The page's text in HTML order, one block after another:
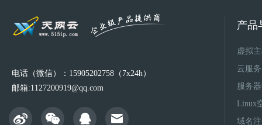
电话（微信）：15905202758（7x24h）
邮箱:1127200919@qq.com
产品
虚拟
云服
服务
Linux
域名